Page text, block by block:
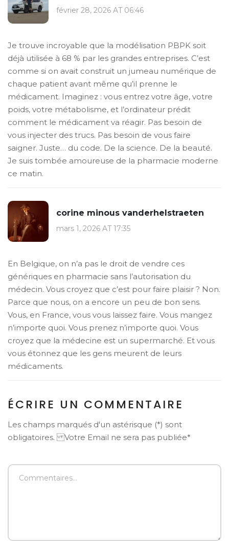
février 28, 2026 AT 06:46
Je trouve incroyable que la modélisation PBPK soit
déjà utilisée à 68 % par les grandes entreprises. C’est
comme si on avait construit un jumeau numérique de
chaque patient avant même qu’il prenne le
médicament. Imaginez : vous entrez votre âge, votre
poids, votre métabolisme, et l’ordinateur prédit
comment le médicament va réagir. Pas besoin de
vous injecter des trucs. Pas besoin de vous faire
saigner. Juste… du code. De la science. De la beauté.
Je suis tombée amoureuse de la pharmacie moderne
ce matin.
corine minous vanderhelstraeten
mars 1, 2026 AT 17:35
En Belgique, on n’a pas le droit de vendre ces
génériques en pharmacie sans l’autorisation du
médecin. Vous croyez que c’est pour faire plaisir ? Non.
Parce que nous, on a encore un peu de bon sens.
Vous, en France, vous vous laissez faire. Vous mangez
n’importe quoi. Vous prenez n’importe quoi. Vous
croyez que la médecine est un supermarché. Et vous
vous étonnez que les gens meurent de leurs
médicaments.
ÉCRIRE UN COMMENTAIRE
Les champs marqués d'un astérisque (*) sont
obligatoires. Votre Email ne sera pas publiée*